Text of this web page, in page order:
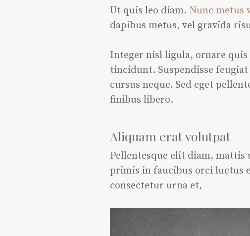
Ut quis leo diam. Nunc metus
dapibus metus, vel gravida
Integer nisl ligula, ornare
tincidunt. Suspendisse
cursus neque. Sed eget
finibus libero.
Aliquam erat volutpat
Pellentesque elit diam,
primis in faucibus orci luctus
consectetur urna et,